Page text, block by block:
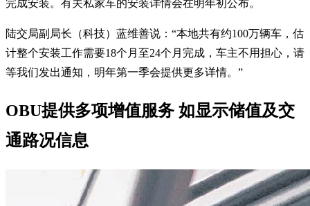
完成安装。有关私家车的安装详情会在明年初公布。
陆交局副局长（科技）蓝维善说：“本地共有约100万辆车，估
计整个安装工作需要18个月至24个月完成，车主不用担心，请
等我们发出通知，明年第一季会提供更多详情。”
OBU提供多项增值服务 如显示储值及交
通路况信息